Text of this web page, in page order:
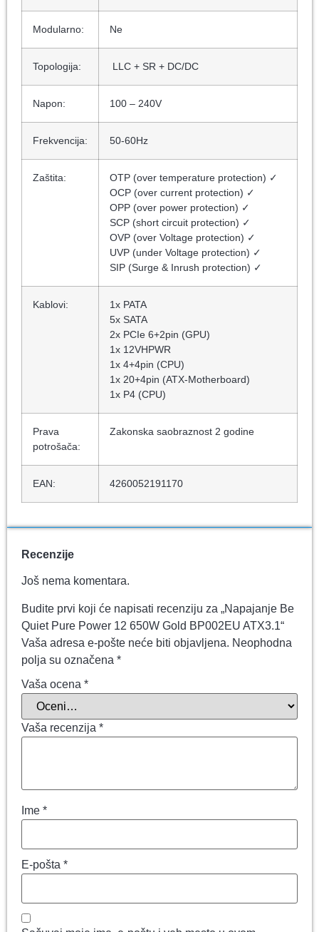
Modularno: Ne
Topologija: LLC + SR + DC/DC
Napon: 100 – 240V
Frekvencija: 50-60Hz
Zaštita:
OTP (over temperature protection) ✓
OCP (over current protection) ✓
OPP (over power protection) ✓
SCP (short circuit protection) ✓
OVP (over Voltage protection) ✓
UVP (under Voltage protection) ✓
SIP (Surge & Inrush protection) ✓
Kablovi:
1x PATA
5x SATA
2x PCIe 6+2pin (GPU)
1x 12VHPWR
1x 4+4pin (CPU)
1x 20+4pin (ATX-Motherboard)
1x P4 (CPU)
Prava
potrošača:
Zakonska saobraznost 2 godine
EAN: 4260052191170
Recenzije
Još nema komentara.
Budite prvi koji će napisati recenziju za „Napajanje Be
Quiet Pure Power 12 650W Gold BP002EU ATX3.1“
Vaša adresa e-pošte neće biti objavljena. Neophodna
polja su označena *
Vaša ocena *
Vaša recenzija *
Ime *
E-pošta *